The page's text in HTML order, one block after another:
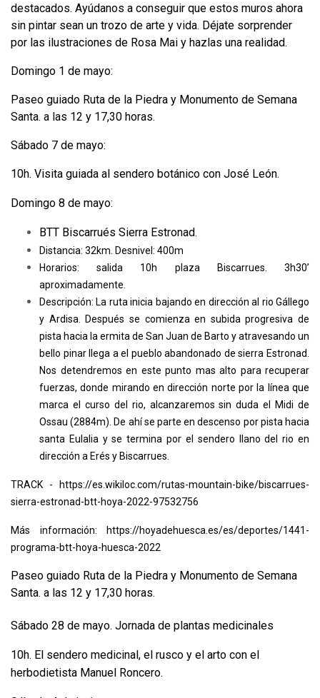
destacados. Ayúdanos a conseguir que estos muros ahora
sin pintar sean un trozo de arte y vida. Déjate sorprender
por las ilustraciones de Rosa Mai y hazlas una realidad.
Domingo 1 de mayo:
Paseo guiado Ruta de la Piedra y Monumento de Semana
Santa. a las 12 y 17,30 horas.
Sábado 7 de mayo:
10h. Visita guiada al sendero botánico con José León.
Domingo 8 de mayo:
BTT Biscarrués Sierra Estronad.
Distancia: 32km. Desnivel: 400m
Horarios: salida 10h plaza Biscarrues. 3h30’
aproximadamente.
Descripción: La ruta inicia bajando en dirección al rio Gállego
y Ardisa. Después se comienza en subida progresiva de
pista hacia la ermita de San Juan de Barto y atravesando un
bello pinar llega a el pueblo abandonado de sierra Estronad.
Nos detendremos en este punto mas alto para recuperar
fuerzas, donde mirando en dirección norte por la línea que
marca el curso del rio, alcanzaremos sin duda el Midi de
Ossau (2884m). De ahí se parte en descenso por pista hacia
santa Eulalia y se termina por el sendero llano del rio en
dirección a Erés y Biscarrues.
TRACK -
https://es.wikiloc.com/rutas-mountain-bike/biscarrues-
sierra-estronad-btt-hoya-2022-97532756
Más información:
https://hoyadehuesca.es/es/deportes/1441-
programa-btt-hoya-huesca-2022
Paseo guiado Ruta de la Piedra y Monumento de Semana
Santa. a las 12 y 17,30 horas.
Sábado 28 de mayo. Jornada de plantas medicinales
10h. El sendero medicinal, el rusco y el arto con el
herbodietista Manuel Roncero.